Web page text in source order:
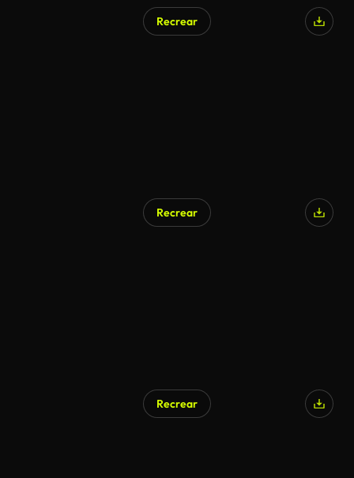
Recrear
Recrear
Recrear